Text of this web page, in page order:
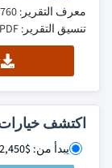
معرف التقرير: GMI13760
تنسيق التقرير: PDF/إكسل/لوحة التحكم/منصة
اكتشف خيارات
يبدأ من: $2,450